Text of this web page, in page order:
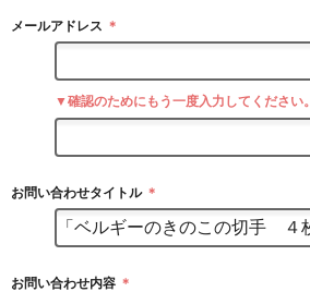
メールアドレス ＊
▼確認のためにもう一度入力してください。
お問い合わせタイトル ＊
お問い合わせ内容 ＊